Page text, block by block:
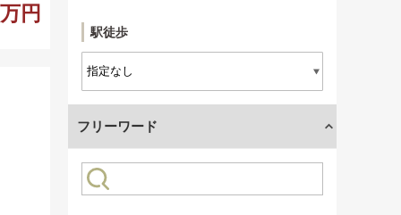
駅徒歩
フリーワード
円